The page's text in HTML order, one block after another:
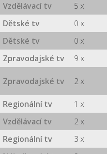
Vzdělávací tv
5 x
Dětské tv
0 x
Dětské tv
0 x
Zpravodajské tv
9 x
Zpravodajské tv 2 x
Regionální tv
1 x
Vzdělávací tv
2 x
Regionální tv
3 x